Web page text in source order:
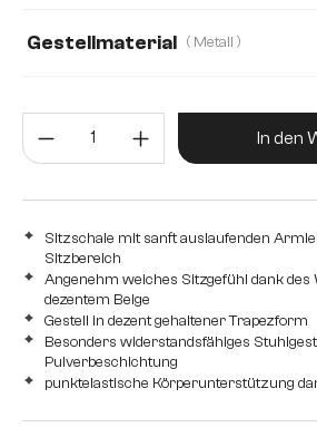
Mikrofaser/Bouclé
Gestellmaterial ( Metall )
ProduktIn den
Sitzschale mit sanft auslaufenden
Sitzbereich
Angenehm weiches Sitzgefühl dank des
dezentem Beige
Gestell in dezent gehaltener Trapezform
Besonders widerstandsfähiges
Pulverbeschichtung
punktelastische Körperunterstützung